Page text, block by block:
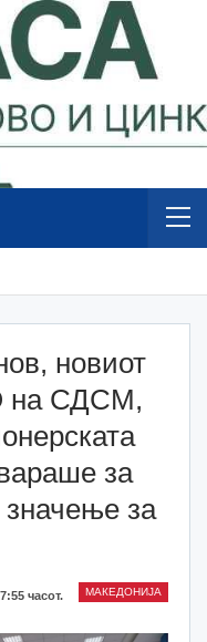
новиот
на СДСМ,
за
за
МАКЕДОНИЈА
часот.